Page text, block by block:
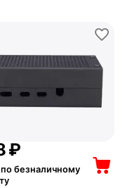
₽
безналичному